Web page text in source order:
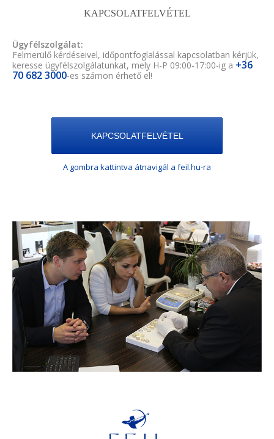
KAPCSOLATFELVÉTEL
Ügyfélszolgálat:
Felmerülő kérdéseivel, időpontfoglalással kapcsolatban kérjük,
keresse ügyfélszolgálatunkat, mely H-P 09:00-17:00-ig a +36
70 682 3000-es számon érhető el!
KAPCSOLATFELVÉTEL
A gombra kattintva átnavigál a feil.hu-ra